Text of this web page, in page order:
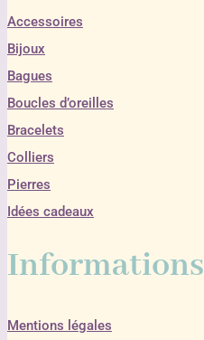
Accessoires
Bijoux
Bagues
Boucles d’oreilles
Bracelets
Colliers
Pierres
Idées cadeaux
Informations
Mentions légales